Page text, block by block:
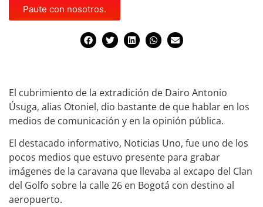
Paute con nosotros.
El cubrimiento de la extradición de Dairo Antonio
Úsuga, alias Otoniel, dio bastante de que hablar en los
medios de comunicación y en la opinión pública.
El destacado informativo, Noticias Uno, fue uno de los
pocos medios que estuvo presente para grabar
imágenes de la caravana que llevaba al excapo del Clan
del Golfo sobre la calle 26 en Bogotá con destino al
aeropuerto.